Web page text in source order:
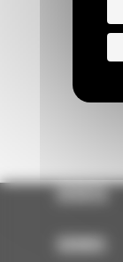
OFERTA
SERWIS